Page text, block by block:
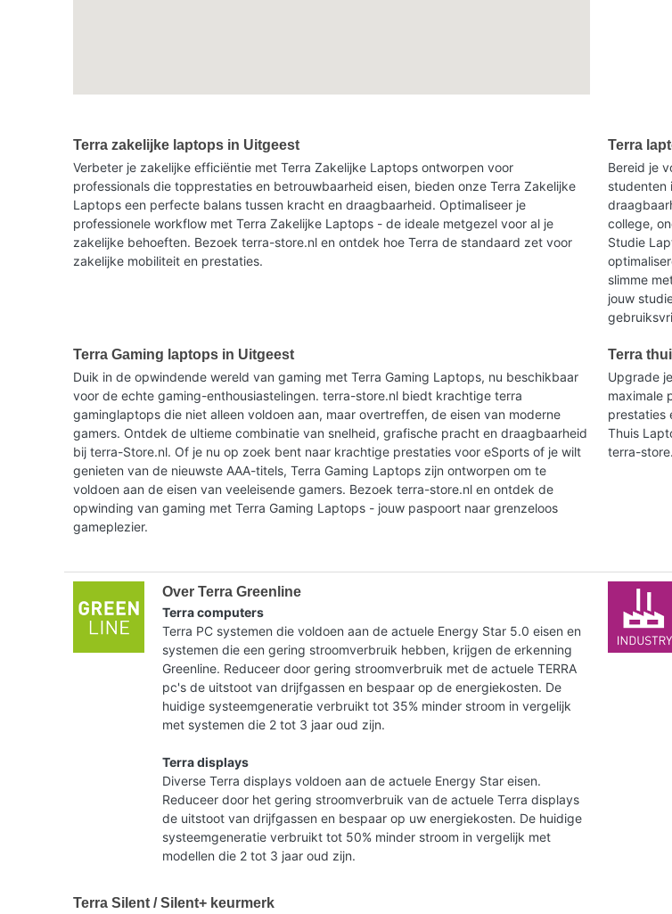
Terra zakelijke laptops in Uitgeest
Verbeter je zakelijke efficiëntie met Terra Zakelijke Laptops ontworpen voor
professionals die topprestaties en betrouwbaarheid eisen, bieden onze Terra Zakelijke
Laptops een perfecte balans tussen kracht en draagbaarheid. Optimaliseer je
professionele workflow met Terra Zakelijke Laptops - de ideale metgezel voor al je
zakelijke behoeften. Bezoek terra-store.nl en ontdek hoe Terra de standaard zet voor
zakelijke mobiliteit en prestaties.
Terra
Bereid je
studenten
college,
Studie
slimme
jouw
Terra Gaming laptops in Uitgeest
Duik in de opwindende wereld van gaming met Terra Gaming Laptops, nu beschikbaar
voor de echte gaming-enthousiastelingen. terra-store.nl biedt krachtige terra
gaminglaptops die niet alleen voldoen aan, maar overtreffen, de eisen van moderne
gamers. Ontdek de ultieme combinatie van snelheid, grafische pracht en draagbaarheid
bij terra-Store.nl. Of je nu op zoek bent naar krachtige prestaties voor eSports of je wilt
genieten van de nieuwste AAA-titels, Terra Gaming Laptops zijn ontworpen om te
voldoen aan de eisen van veeleisende gamers. Bezoek terra-store.nl en ontdek de
opwinding van gaming met Terra Gaming Laptops - jouw paspoort naar grenzeloos
gameplezier.
Terra
Upgrade
maximale
prestaties
Thuis
terra-
Over Terra Greenline
Terra computers
Terra PC systemen die voldoen aan de actuele Energy Star 5.0 eisen en
systemen die een gering stroomverbruik hebben, krijgen de erkenning
Greenline. Reduceer door gering stroomverbruik met de actuele TERRA
pc's de uitstoot van drijfgassen en bespaar op de energiekosten. De
huidige systeemgeneratie verbruikt tot 35% minder stroom in vergelijk
met systemen die 2 tot 3 jaar oud zijn.
Terra displays
Diverse Terra displays voldoen aan de actuele Energy Star eisen.
Reduceer door het gering stroomverbruik van de actuele Terra displays
de uitstoot van drijfgassen en bespaar op uw energiekosten. De huidige
systeemgeneratie verbruikt tot 50% minder stroom in vergelijk met
modellen die 2 tot 3 jaar oud zijn.
Terra Silent / Silent+ keurmerk